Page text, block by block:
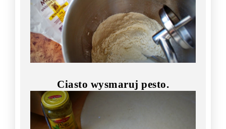
Ciasto wysmaruj pesto.